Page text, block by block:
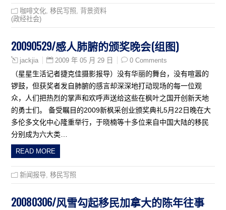
咖啡文化 ,移民写照
背景资料
(政经社会)
20090529/感人肺腑的颁奖晚会(组图)
jackjia 2009 年 05 月 29 日 0 Comments
（星星生活记者捷克佳摄影报导）没有华丽的舞台，没有喧嚣的
锣鼓，但获奖者发自肺腑的感言却深深地打动现场的每一位观
众，人们把热烈的掌声和欢呼声送给这些在枫叶之国开创新天地
的勇士们。 备受瞩目的2009新枫采创业颁奖典礼5月22日晚在大
多伦多文化中心隆重举行，于晓楠等十多位来自中国大陆的移民
分别成为六大类…
READ MORE
新闻报导 ,移民写照
20080306/风雪勾起移民加拿大的陈年往事